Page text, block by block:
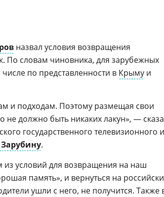
назвал условия возвращения
По словам чиновника, для зарубежных
по представленности в Крыму и
и подходам. Поэтому размещая свои
не должно быть никаких лакун», —
государственного телевизионного и
.
из условий для возвращения на наш
память», и вернуться на
ушли с него, не получится. Также